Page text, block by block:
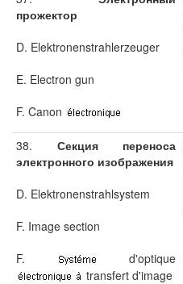
прожектор
D. Elektronenstrahlerzeuger
E. Electron gun
F. Canon
38. Секция переноса
электронного изображения
D. Elektronenstrahlsystem
F. Image section
F.
d'optique
transfert d'image